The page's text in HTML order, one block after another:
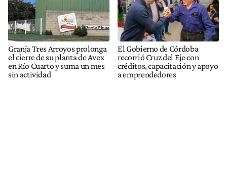
Granja Tres Arroyos prolonga
el cierre de su planta de Avex
en Río Cuarto y suma un mes
sin actividad
El Gobierno de Córdoba
recorrió Cruz del Eje con
créditos, capacitación y apoyo
a emprendedores